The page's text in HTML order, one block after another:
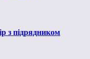
з підрядником